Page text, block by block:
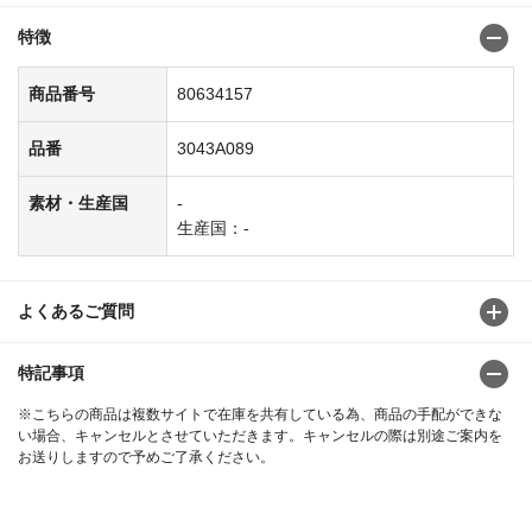
特徴
商品番号 80634157
品番 3043A089
素材・生産国
-
生産国：-
よくあるご質問
特記事項
※こちらの商品は複数サイトで在庫を共有している為、商品の手配ができな
い場合、キャンセルとさせていただきます。キャンセルの際は別途ご案内を
お送りしますので予めご了承ください。